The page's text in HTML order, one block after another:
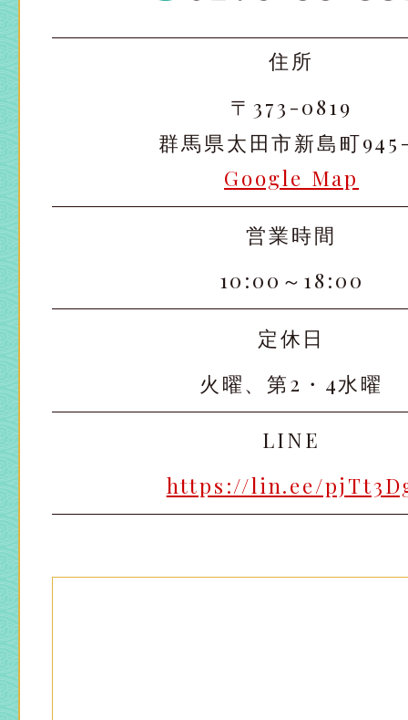
大宮店
大宮店
住所
〒373-0819
群馬県太田市新島町
Google Map
営業時間
10:00～18:00
定休日
火曜、第2・4水曜
LINE
https://lin.ee/